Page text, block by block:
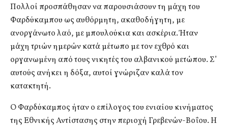
Πολλοί προσπάθησαν να παρουσιάσουν τη μάχη του
Φαρδύκαμπου ως αυθόρμητη, ακαθοδήγητη, με
ανοργάνωτο λαό, με μπουλούκια και ασκέρια. Ήταν
μάχη τριών ημερών κατά μέτωπο με τον εχθρό και
οργανωμένη από τους νικητές του αλβανικού μετώπου. Σ’
αυτούς ανήκει η δόξα, αυτοί γνώριζαν καλά τον
κατακτητή.
Ο Φαρδύκαμπος ήταν ο επίλογος του ενιαίου κινήματος
της Εθνικής Αντίστασης στην περιοχή Γρεβενών-Βοΐου. Η